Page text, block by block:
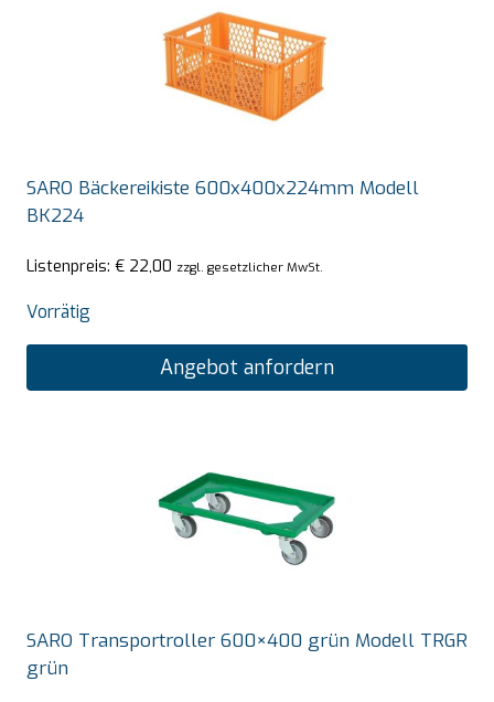
SARO Bäckereikiste 600x400x224mm Modell
BK224
Listenpreis: € 22,00 zzgl. gesetzlicher MwSt.
Vorrätig
Angebot anfordern
SARO Transportroller 600×400 grün Modell TRGR
grün